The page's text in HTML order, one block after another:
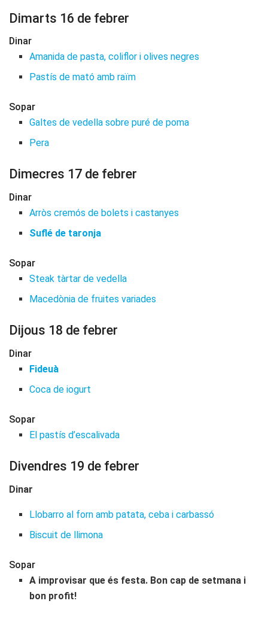
Dimarts 16 de febrer
Dinar
Amanida de pasta, coliflor i olives negres
Pastís de mató amb raïm
Sopar
Galtes de vedella sobre puré de poma
Pera
Dimecres 17 de febrer
Dinar
Arròs cremós de bolets i castanyes
Suflé de taronja
Sopar
Steak tàrtar de vedella
Macedònia de fruites variades
Dijous 18 de febrer
Dinar
Fideuà
Coca de iogurt
Sopar
El pastís d’escalivada
Divendres 19 de febrer
Dinar
Llobarro al forn amb patata, ceba i carbassó
Biscuit de llimona
Sopar
A improvisar que és festa. Bon cap de setmana i
bon profit!